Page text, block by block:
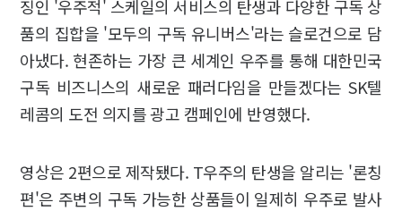
징인 '우주적' 스케일의 서비스의 탄생과 다양한 구독 상
품의 집합을 '모두의 구독 유니버스'라는 슬로건으로 담
아냈다. 현존하는 가장 큰 세계인 우주를 통해 대한민국
구독 비즈니스의 새로운 패러다임을 만들겠다는 SK텔
레콤의 도전 의지를 광고 캠페인에 반영했다.
영상은 2편으로 제작됐다. T우주의 탄생을 알리는 '론칭
편'은 주변의 구독 가능한 상품들이 일제히 우주로 발사